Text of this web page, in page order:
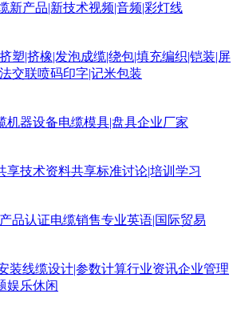
新产品|新技术视频|音频|彩灯线
挤塑|挤橡|发泡成缆|绕包|填充编织|铠装|屏
交联喷码印字|记米包装
机器设备电缆模具|盘具企业厂家
享技术资料共享标准讨论|培训学习
产品认证电缆销售专业英语|国际贸易
装线缆设计|参数计算行业资讯企业管理
娱乐休闲